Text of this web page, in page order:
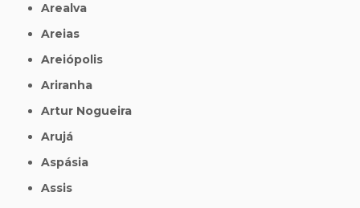
Arealva
Areias
Areiópolis
Ariranha
Artur Nogueira
Arujá
Aspásia
Assis